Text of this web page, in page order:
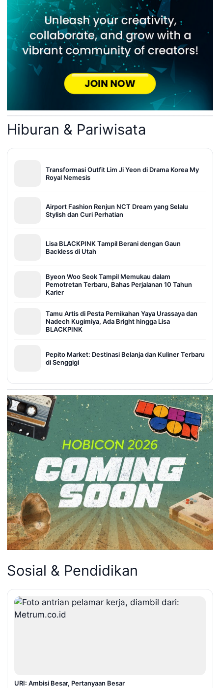
Hiburan & Pariwisata
Transformasi Outfit Lim Ji Yeon di Drama Korea My
Royal Nemesis
Airport Fashion Renjun NCT Dream yang Selalu
Stylish dan Curi Perhatian
Lisa BLACKPINK Tampil Berani dengan Gaun
Backless di Utah
Byeon Woo Seok Tampil Memukau dalam
Pemotretan Terbaru, Bahas Perjalanan 10 Tahun
Karier
Tamu Artis di Pesta Pernikahan Yaya Urassaya dan
Nadech Kugimiya, Ada Bright hingga Lisa
BLACKPINK
Pepito Market: Destinasi Belanja dan Kuliner Terbaru
di Senggigi
Sosial & Pendidikan
URI: Ambisi Besar, Pertanyaan Besar